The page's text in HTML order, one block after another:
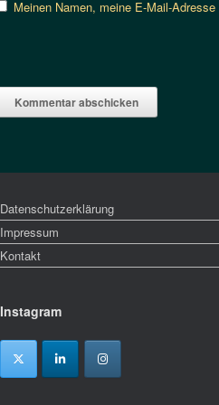
Meinen Namen, meine E-Mail-
Datenschutzerklärung
Impressum
Kontakt
Instagram